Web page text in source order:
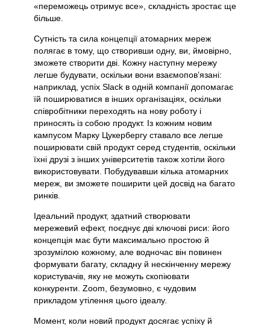
«переможець отримує все», складність зростає ще
більше.
Сутність та сила концепції атомарних мереж
полягає в тому, що створивши одну, ви, ймовірно,
зможете створити дві. Кожну наступну мережу
легше будувати, оскільки вони взаємопов’язані:
наприклад, успіх Slack в одній компанії допомагає
їй поширюватися в інших організаціях, оскільки
співробітники переходять на нову роботу і
приносять із собою продукт. Із кожним новим
кампусом Марку Цукербергу ставало все легше
поширювати свій продукт серед студентів, оскільки
їхні друзі з інших університетів також хотіли його
використовувати. Побудувавши кілька атомарних
мереж, ви зможете поширити цей досвід на багато
ринків.
Ідеальний продукт, здатний створювати
мережевий ефект, поєднує дві ключові риси: його
концепція має бути максимально простою й
зрозумілою кожному, але водночас він повинен
формувати багату, складну й нескінченну мережу
користувачів, яку не можуть скопіювати
конкуренти. Zoom, безумовно, є чудовим
прикладом утілення цього ідеалу.
Момент, коли новий продукт досягає успіху й